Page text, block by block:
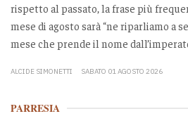
rispetto al passato, la frase più
mese di agosto sarà “ne riparliamo a
mese che prende il nome
ALCIDE SIMONETTI SABATO 01 AGOSTO 2026
PARRESIA